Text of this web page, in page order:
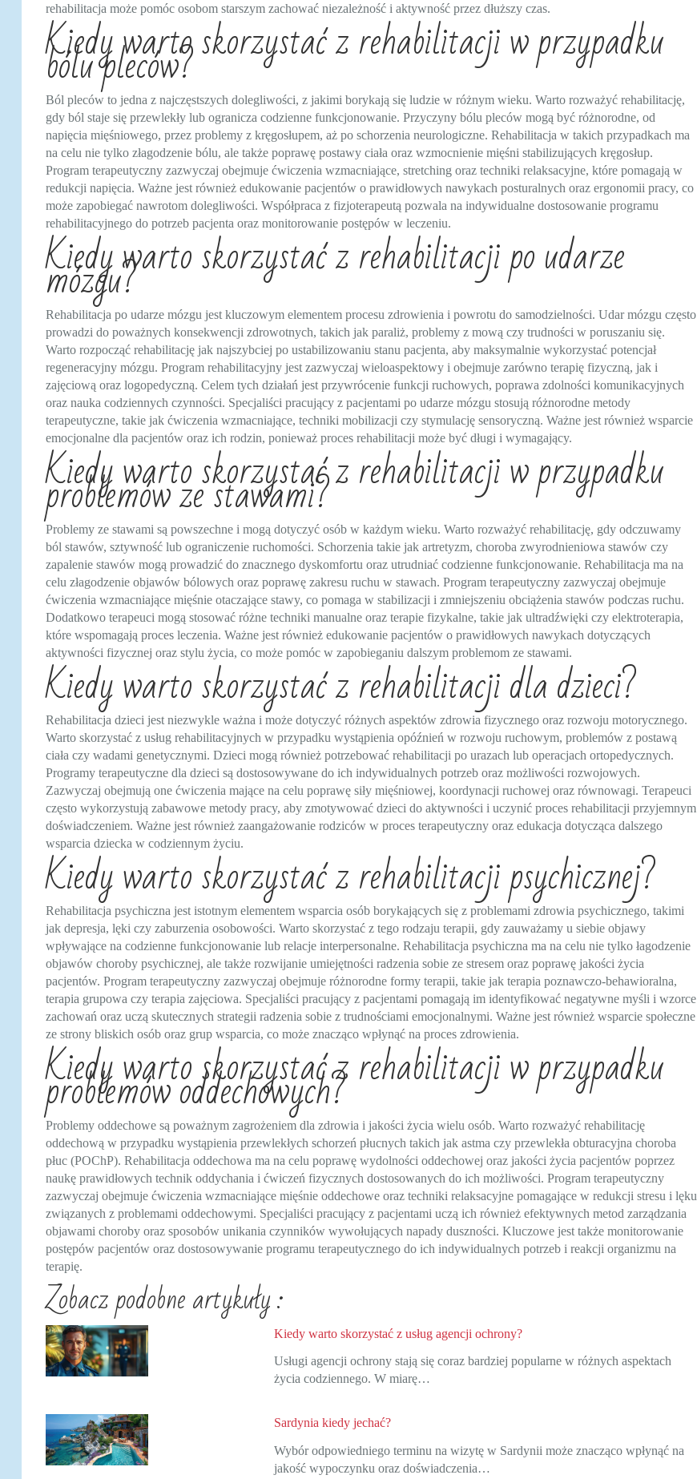
rehabilitacja może pomóc osobom starszym zachować niezależność i aktywność przez dłuższy czas.
Kiedy warto skorzystać z rehabilitacji w przypadku
bólu pleców?
Ból pleców to jedna z najczęstszych dolegliwości, z jakimi borykają się ludzie w różnym wieku. Warto rozważyć rehabilitację,
gdy ból staje się przewlekły lub ogranicza codzienne funkcjonowanie. Przyczyny bólu pleców mogą być różnorodne, od
napięcia mięśniowego, przez problemy z kręgosłupem, aż po schorzenia neurologiczne. Rehabilitacja w takich przypadkach ma
na celu nie tylko złagodzenie bólu, ale także poprawę postawy ciała oraz wzmocnienie mięśni stabilizujących kręgosłup.
Program terapeutyczny zazwyczaj obejmuje ćwiczenia wzmacniające, stretching oraz techniki relaksacyjne, które pomagają w
redukcji napięcia. Ważne jest również edukowanie pacjentów o prawidłowych nawykach posturalnych oraz ergonomii pracy, co
może zapobiegać nawrotom dolegliwości. Współpraca z fizjoterapeutą pozwala na indywidualne dostosowanie programu
rehabilitacyjnego do potrzeb pacjenta oraz monitorowanie postępów w leczeniu.
Kiedy warto skorzystać z rehabilitacji po udarze
mózgu?
Rehabilitacja po udarze mózgu jest kluczowym elementem procesu zdrowienia i powrotu do samodzielności. Udar mózgu często
prowadzi do poważnych konsekwencji zdrowotnych, takich jak paraliż, problemy z mową czy trudności w poruszaniu się.
Warto rozpocząć rehabilitację jak najszybciej po ustabilizowaniu stanu pacjenta, aby maksymalnie wykorzystać potencjał
regeneracyjny mózgu. Program rehabilitacyjny jest zazwyczaj wieloaspektowy i obejmuje zarówno terapię fizyczną, jak i
zajęciową oraz logopedyczną. Celem tych działań jest przywrócenie funkcji ruchowych, poprawa zdolności komunikacyjnych
oraz nauka codziennych czynności. Specjaliści pracujący z pacjentami po udarze mózgu stosują różnorodne metody
terapeutyczne, takie jak ćwiczenia wzmacniające, techniki mobilizacji czy stymulację sensoryczną. Ważne jest również wsparcie
emocjonalne dla pacjentów oraz ich rodzin, ponieważ proces rehabilitacji może być długi i wymagający.
Kiedy warto skorzystać z rehabilitacji w przypadku
problemów ze stawami?
Problemy ze stawami są powszechne i mogą dotyczyć osób w każdym wieku. Warto rozważyć rehabilitację, gdy odczuwamy
ból stawów, sztywność lub ograniczenie ruchomości. Schorzenia takie jak artretyzm, choroba zwyrodnieniowa stawów czy
zapalenie stawów mogą prowadzić do znacznego dyskomfortu oraz utrudniać codzienne funkcjonowanie. Rehabilitacja ma na
celu złagodzenie objawów bólowych oraz poprawę zakresu ruchu w stawach. Program terapeutyczny zazwyczaj obejmuje
ćwiczenia wzmacniające mięśnie otaczające stawy, co pomaga w stabilizacji i zmniejszeniu obciążenia stawów podczas ruchu.
Dodatkowo terapeuci mogą stosować różne techniki manualne oraz terapie fizykalne, takie jak ultradźwięki czy elektroterapia,
które wspomagają proces leczenia. Ważne jest również edukowanie pacjentów o prawidłowych nawykach dotyczących
aktywności fizycznej oraz stylu życia, co może pomóc w zapobieganiu dalszym problemom ze stawami.
Kiedy warto skorzystać z rehabilitacji dla dzieci?
Rehabilitacja dzieci jest niezwykle ważna i może dotyczyć różnych aspektów zdrowia fizycznego oraz rozwoju motorycznego.
Warto skorzystać z usług rehabilitacyjnych w przypadku wystąpienia opóźnień w rozwoju ruchowym, problemów z postawą
ciała czy wadami genetycznymi. Dzieci mogą również potrzebować rehabilitacji po urazach lub operacjach ortopedycznych.
Programy terapeutyczne dla dzieci są dostosowywane do ich indywidualnych potrzeb oraz możliwości rozwojowych.
Zazwyczaj obejmują one ćwiczenia mające na celu poprawę siły mięśniowej, koordynacji ruchowej oraz równowagi. Terapeuci
często wykorzystują zabawowe metody pracy, aby zmotywować dzieci do aktywności i uczynić proces rehabilitacji przyjemnym
doświadczeniem. Ważne jest również zaangażowanie rodziców w proces terapeutyczny oraz edukacja dotycząca dalszego
wsparcia dziecka w codziennym życiu.
Kiedy warto skorzystać z rehabilitacji psychicznej?
Rehabilitacja psychiczna jest istotnym elementem wsparcia osób borykających się z problemami zdrowia psychicznego, takimi
jak depresja, lęki czy zaburzenia osobowości. Warto skorzystać z tego rodzaju terapii, gdy zauważamy u siebie objawy
wpływające na codzienne funkcjonowanie lub relacje interpersonalne. Rehabilitacja psychiczna ma na celu nie tylko łagodzenie
objawów choroby psychicznej, ale także rozwijanie umiejętności radzenia sobie ze stresem oraz poprawę jakości życia
pacjentów. Program terapeutyczny zazwyczaj obejmuje różnorodne formy terapii, takie jak terapia poznawczo-behawioralna,
terapia grupowa czy terapia zajęciowa. Specjaliści pracujący z pacjentami pomagają im identyfikować negatywne myśli i wzorce
zachowań oraz uczą skutecznych strategii radzenia sobie z trudnościami emocjonalnymi. Ważne jest również wsparcie społeczne
ze strony bliskich osób oraz grup wsparcia, co może znacząco wpłynąć na proces zdrowienia.
Kiedy warto skorzystać z rehabilitacji w przypadku
problemów oddechowych?
Problemy oddechowe są poważnym zagrożeniem dla zdrowia i jakości życia wielu osób. Warto rozważyć rehabilitację
oddechową w przypadku wystąpienia przewlekłych schorzeń płucnych takich jak astma czy przewlekła obturacyjna choroba
płuc (POChP). Rehabilitacja oddechowa ma na celu poprawę wydolności oddechowej oraz jakości życia pacjentów poprzez
naukę prawidłowych technik oddychania i ćwiczeń fizycznych dostosowanych do ich możliwości. Program terapeutyczny
zazwyczaj obejmuje ćwiczenia wzmacniające mięśnie oddechowe oraz techniki relaksacyjne pomagające w redukcji stresu i lęku
związanych z problemami oddechowymi. Specjaliści pracujący z pacjentami uczą ich również efektywnych metod zarządzania
objawami choroby oraz sposobów unikania czynników wywołujących napady duszności. Kluczowe jest także monitorowanie
postępów pacjentów oraz dostosowywanie programu terapeutycznego do ich indywidualnych potrzeb i reakcji organizmu na
terapię.
Zobacz podobne artykuły :
Kiedy warto skorzystać z usług agencji ochrony?
Usługi agencji ochrony stają się coraz bardziej popularne w różnych aspektach
życia codziennego. W miarę…
Sardynia kiedy jechać?
Wybór odpowiedniego terminu na wizytę w Sardynii może znacząco wpłynąć na
jakość wypoczynku oraz doświadczenia…